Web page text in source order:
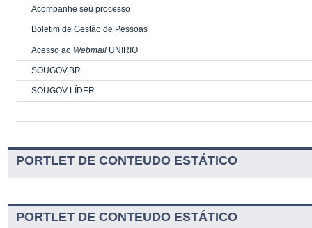
Acompanhe seu processo
Boletim de Gestão de Pessoas
Acesso ao Webmail UNIRIO
SOUGOV.BR
SOUGOV LÍDER
PORTLET DE CONTEUDO ESTÁTICO
PORTLET DE CONTEUDO ESTÁTICO